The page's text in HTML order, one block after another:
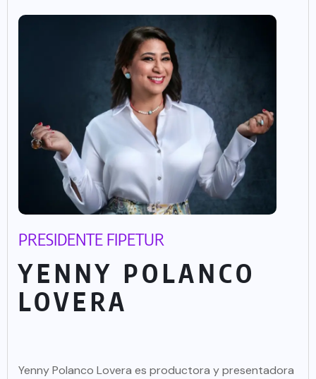
PRESIDENTE FIPETUR
YENNY POLANCO
LOVERA
Yenny Polanco Lovera es productora y presentadora